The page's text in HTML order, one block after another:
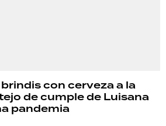
con cerveza a la
de cumple de Luisana
pandemia